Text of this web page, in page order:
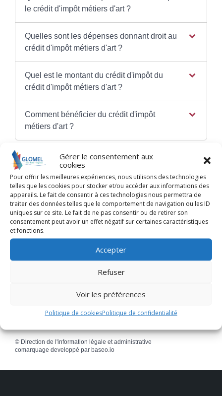
Gérer le consentement aux
cookies
Pour offrir les meilleures expériences, nous utilisons des technologies
telles que les cookies pour stocker et/ou accéder aux informations des
appareils. Le fait de consentir à ces technologies nous permettra de
traiter des données telles que le comportement de navigation ou les ID
uniques sur ce site. Le fait de ne pas consentir ou de retirer son
consentement peut avoir un effet négatif sur certaines caractéristiques
et fonctions.
Accepter
Refuser
Voir les préférences
Politique de cookiesPolitique de confidentialité
le crédit d'impôt métiers d'art ?
Quelles sont les dépenses donnant droit au
crédit d'impôt métiers d'art ?
Quel est le montant du crédit d'impôt du
crédit d'impôt métiers d'art ?
Comment bénéficier du crédit d'impôt
métiers d'art ?
Textes de référence
Services en ligne et formulaires
Comment obtenir le label «Entreprises du
© Direction de l'information légale et administrative
comarquage developpé par baseo.io